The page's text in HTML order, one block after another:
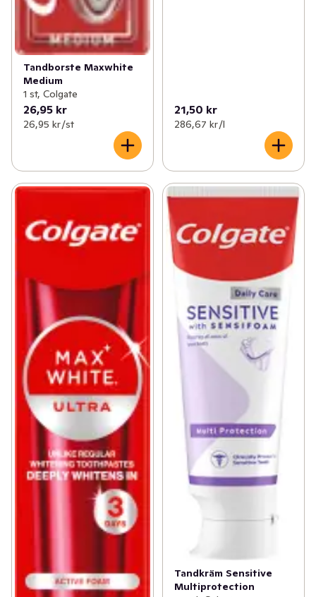
Tandborste Maxwhite
Medium
1 st, Colgate
26,95 kr
26,95 kr /st
21,50 kr
286,67 kr /l
Tandkräm Sensitive
Multiprotection